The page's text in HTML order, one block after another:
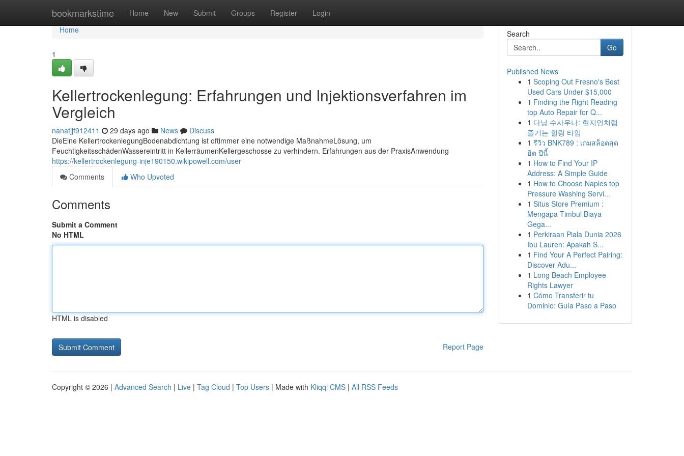
bookmarkstime Home New Submit Groups Register Login
Home
Home
1
Kellertrockenlegung: Erfahrungen und Injektionsverfahren im
Vergleich
nanatjjf912411 29 days ago News
Discuss
DieEine KellertrockenlegungBodenabdichtung ist oftimmer eine notwendige MaßnahmeLösung, um
FeuchtigkeitsschädenWassereintritt in KellerräumenKellergeschosse zu verhindern. Erfahrungen aus der PraxisAnwendung
https://kellertrockenlegung-inje190150.wikipowell.com/user
Comments
Who Upvoted
Comments
Submit a Comment
No HTML
HTML is disabled
Report Page
Search
Go
Published News
1 Scoping Out Fresno's Best
Used Cars Under $15,000
1 Finding the Right Reading
top Auto Repair for Q...
1 다낭 수사우나: 현지인처럼
즐기는 힐링 타임
1 รีวิว BNK789 : เกมสล็อตสุด
ฮิต ปีนี้
1 How to Find Your IP
Address: A Simple Guide
1 How to Choose Naples top
Pressure Washing Servi...
1 Situs Store Premium :
Mengapa Timbul Biaya
Gega...
1 Perkiraan Piala Dunia 2026
Ibu Lauren: Apakah S...
1 Find Your A Perfect Pairing:
Discover Adu...
1 Long Beach Employee
Rights Lawyer
1 Cómo Transferir tu
Dominio: Guía Paso a Paso
Copyright © 2026 | Advanced Search | Live | Tag Cloud | Top Users | Made with Kliqqi CMS | All RSS Feeds